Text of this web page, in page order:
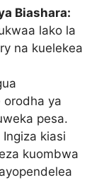
Biashara:
lako la
na kuelekea
orodha ya
pesa.
Ingiza kiasi
kuombwa